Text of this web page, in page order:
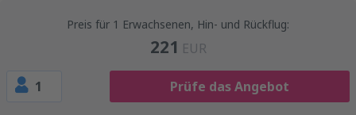
Preis für 1 Erwachsenen, Hin- und Rückflug:
221 EUR
1 Prüfe das Angebot